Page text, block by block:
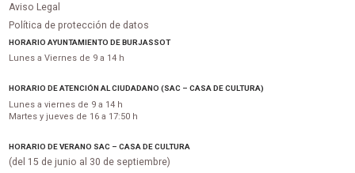
Aviso Legal
Política de protección de datos
HORARIO AYUNTAMIENTO DE BURJASSOT
Lunes a Viernes de 9 a 14 h
HORARIO DE ATENCIÓN AL CIUDADANO (SAC – CASA DE CULTURA)
Lunes a viernes de 9 a 14 h
Martes y jueves de 16 a 17:50 h
HORARIO DE VERANO SAC – CASA DE CULTURA
(del 15 de junio al 30 de septiembre)